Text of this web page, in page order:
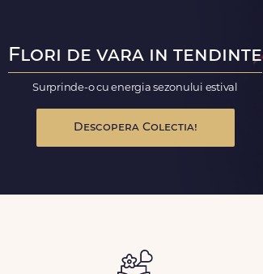
Flori de vara in tendinte
Surprinde-o cu energia sezonului estival
Descopera Colectia!